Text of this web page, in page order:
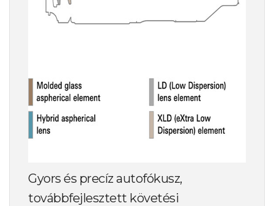
Gyors és precíz autofókusz,
továbbfejlesztett követési